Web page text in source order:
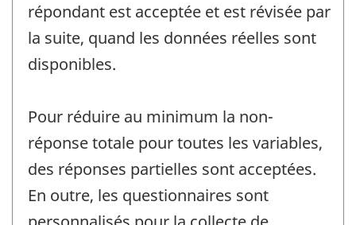
répondant est acceptée et est révisée par
la suite, quand les données réelles sont
disponibles.
Pour réduire au minimum la non-
réponse totale pour toutes les variables,
des réponses partielles sont acceptées.
En outre, les questionnaires sont